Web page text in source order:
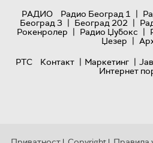
РАДИО
Радио Београд 1 |
Београд 3 | Београд 202 |
Рокенролер | Радио Џубокс |
Џезер |
РТС
Контакт | Маркетинг |
Интернет